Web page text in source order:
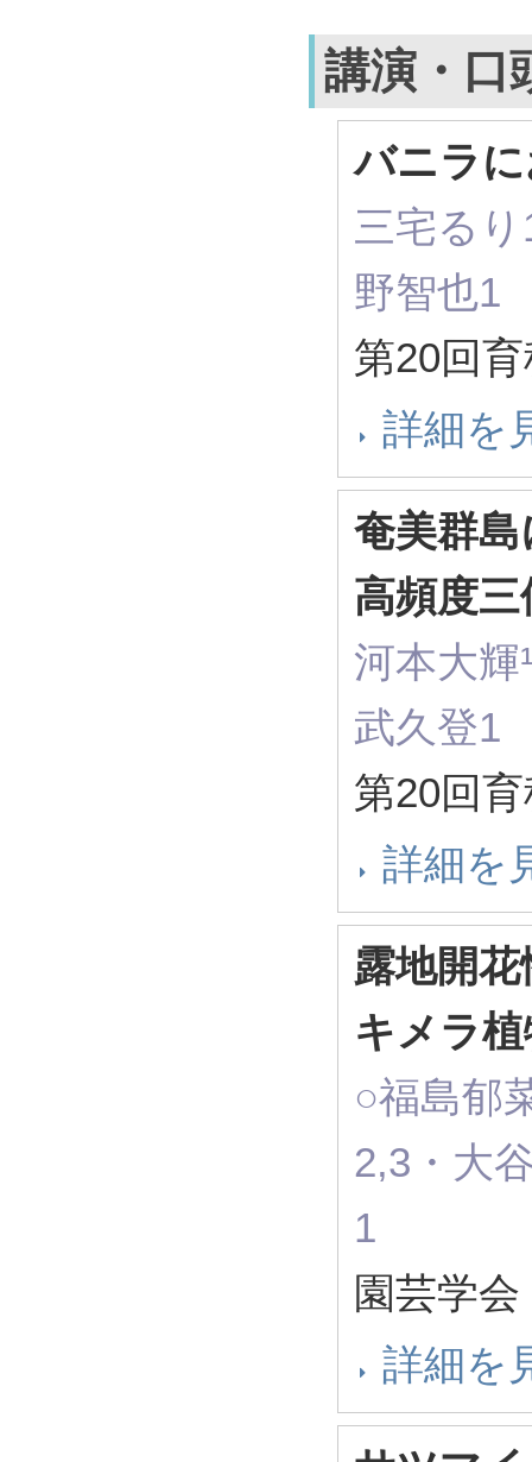
講演・口
バニラ
三宅る
野智也1
第20回
詳細を
奄美群
高頻度
河本大輝
武久登1
第20回
詳細を
露地開
キメラ
○福島郁
2,3・大
1
園芸学
詳細を